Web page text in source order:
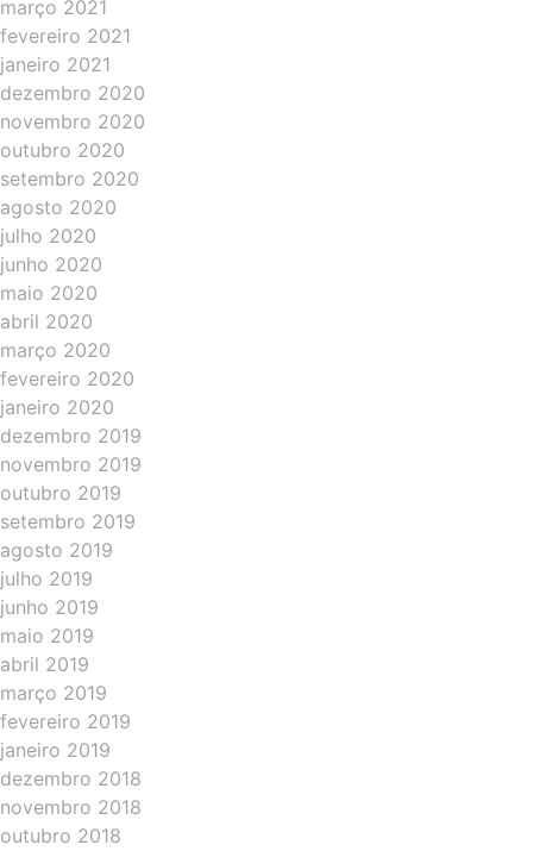
março 2021
fevereiro 2021
janeiro 2021
dezembro 2020
novembro 2020
outubro 2020
setembro 2020
agosto 2020
julho 2020
junho 2020
maio 2020
abril 2020
março 2020
fevereiro 2020
janeiro 2020
dezembro 2019
novembro 2019
outubro 2019
setembro 2019
agosto 2019
julho 2019
junho 2019
maio 2019
abril 2019
março 2019
fevereiro 2019
janeiro 2019
dezembro 2018
novembro 2018
outubro 2018